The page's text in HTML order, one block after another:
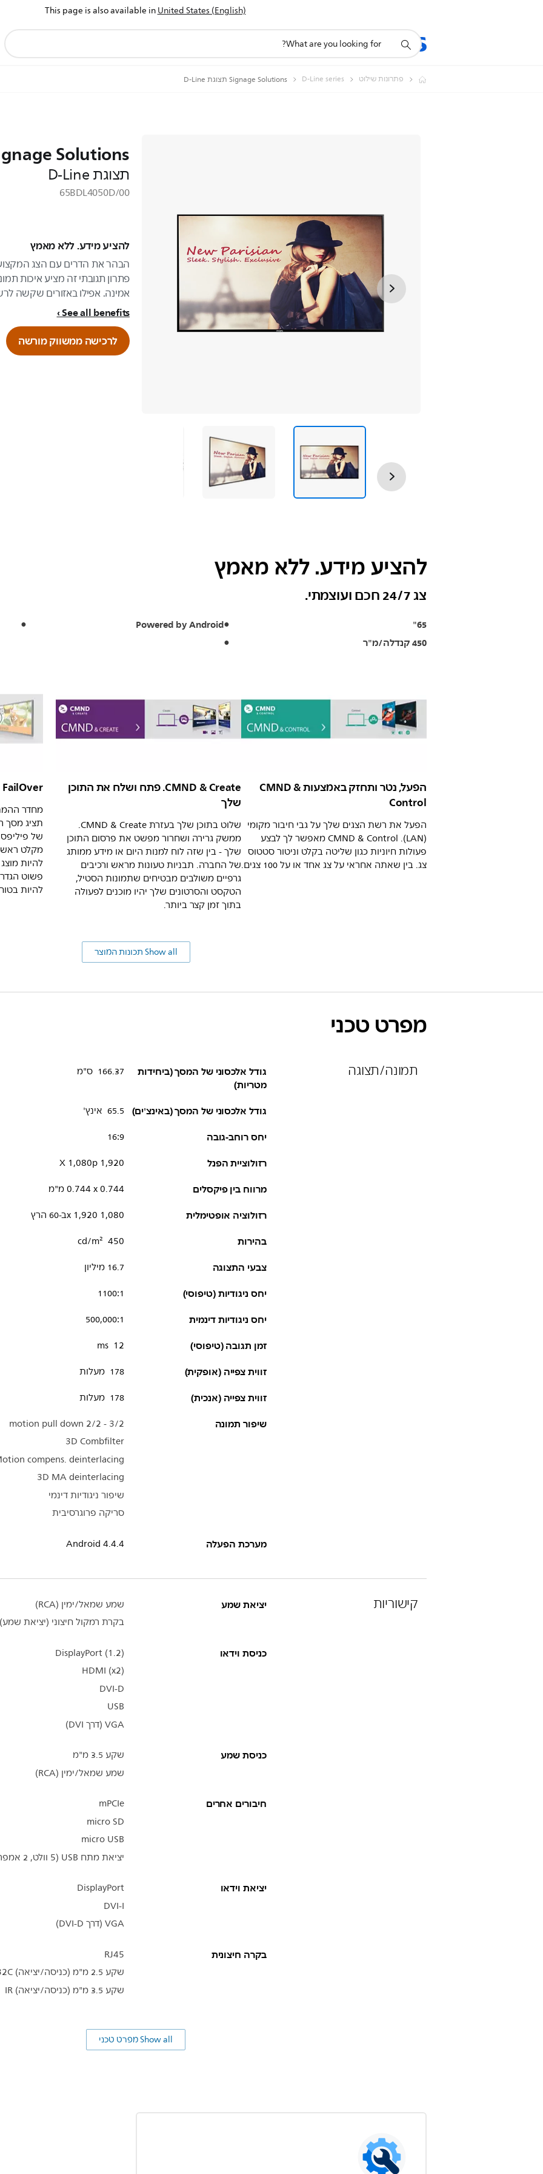
This page is also available inUnited States (English)
מוצרים תמיכה
תמיכה
בסמל
פתרונות שילוט D-Line series Signage Solutions תצוגת D-Line
Solutions
תצוגת D-Line
65BDL4050D/00
להציע מידע. ללא מאמץ
פתרון תגובתי זה מציע איכות
אמינה. אפילו באזורים שקשה
See all benefits
לרכישה ממשווק מורשה
להציע מידע. ללא מאמץ
צג 24/7 חכם ועוצמתי.
65"
Powered by Android
450 קנדלה/מ"ר
הפעל, נטר ותחזק באמצעות CMND &
Control
הפעל את רשת הצגים שלך על גבי חיבור מקומי
(LAN). ‏CMND & Control מאפשר לך לבצע
פעולות חיוניות כגון שליטה בקלט וניטור סטטוס
צג. בין שאתה אחראי על צג אחד או על 100 צגים.
CMND & Create. פתח ושלח את התוכן
שלך
שלוט בתוכן שלך בעזרת CMND & Create.
ממשק גרירה ושחרור מפשט את פרסום התוכן
שלך - בין שזה לוח למנות היום או מידע ממותג
של החברה. תבניות טעונות מראש ורכיבים
גרפיים משולבים מבטיחים שתמונות הסטיל,
הטקסט והסרטונים שלך יהיו מוכנים לפעולה
בתוך זמן קצר ביותר.
FailOver מבטיח שהתוכן מוצג תמיד
מחדר
של
מקלט
להיות
פשוט
להיות
Show all תכונות המוצר
מפרט טכני
תמונה/תצוגה
גודל אלכסוני של המסך (ביחידות
מטריות)
166.37 ס"מ
גודל אלכסוני של המסך (באינצ'ים) 65.5 אינץ'
יחס רוחב-גובה 16:9
רזולוציית הפנל 1,920 X 1,080p
מרווח בין פיקסלים 0.744 x ‏0.744 מ"מ
רזולוציה אופטימלית 1,080 x 1,920ב-60 הרץ
בהירות 450 cd/m²
צבעי התצוגה 16.7 מיליון
יחס ניגודיות (טיפוסי) 1100:1
יחס ניגודיות דינמית 500,000:1
זמן תגובה (טיפוסי) 12 ms
זווית צפייה (אופקית) 178 מעלות
זווית צפייה (אנכית) 178 מעלות
שיפור תמונה
3/2 - 2/2 motion pull down
3D Combfilter
compens. deinterlacing
3D MA deinterlacing
שיפור ניגודיות דינמי
סריקה פרוגרסיבית
מערכת הפעלה Android 4.4.4
קישוריות יציאת שמע
שמע שמאל/ימין (RCA)
בקרת רמקול חיצוני (יציאת שמע)
כניסת וידאו
DisplayPort (1.2)
HDMI (x2)
DVI-D
USB
VGA (דרך DVI)
כניסת שמע
שקע 3.5 מ"מ
שמע שמאל/ימין (RCA)
חיבורים אחרים
mPCIe
micro SD
micro USB
יציאת מתח USB ‏(5 וולט, 2 אמפר)
יציאת וידאו
DisplayPort
DVI-I
VGA (דרך DVI-D)
בקרה חיצונית
RJ45
שקע 2.5 מ"מ (כניסה/יציאה) RS232C
שקע 3.5 מ"מ (כניסה/יציאה) IR
Show all מפרט טכני